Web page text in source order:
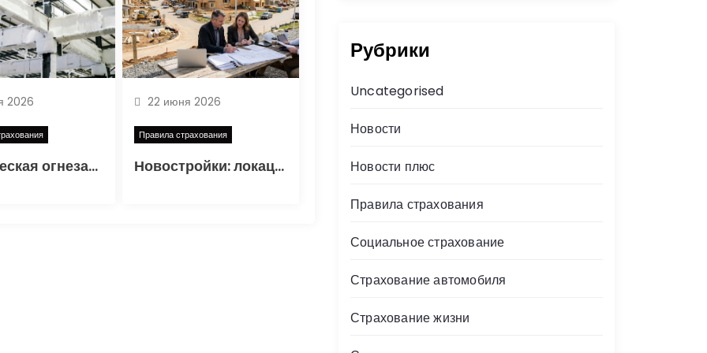
2026
Техническая огнезащитная изоляция несущих конструкций промышленных объектов
22 июня 2026
Правила страхования
Новостройки: локация, этапы строительства, проверка застройщика, сценарии сделок и навигация по рынку
Рубрики
Uncategorised
Новости
Новости плюс
Правила страхования
Социальное страхование
Страхование автомобиля
Страхование жизни